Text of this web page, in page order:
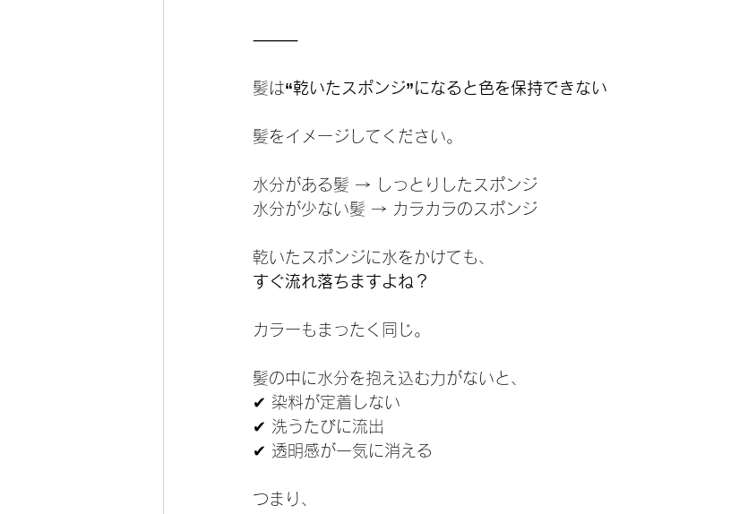
⸻
髪は“乾いたスポンジ”になると色を保持できない
髪をイメージしてください。
水分がある髪 → しっとりしたスポンジ
水分が少ない髪 → カラカラのスポンジ
乾いたスポンジに水をかけても、
すぐ流れ落ちますよね？
カラーもまったく同じ。
髪の中に水分を抱え込む力がないと、
✔ 染料が定着しない
✔ 洗うたびに流出
✔ 透明感が一気に消える
つまり、